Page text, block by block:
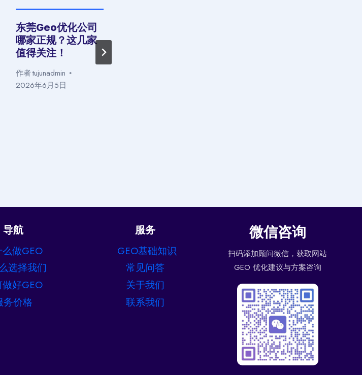
东莞Geo优化公司
哪家正规？这几家
值得关注！
作者tujunadmin
2026年6月5日
导航
做GEO
选择我们
好GEO
务价格
服务
GEO基础知识
常见问答
关于我们
联系我们
微信咨询
扫码添加顾问微信，获取网站
GEO 优化建议与方案咨询